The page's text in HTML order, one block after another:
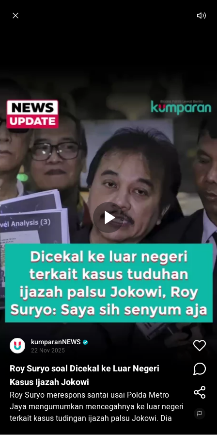
kumparanNEWS
22 Nov 2025
Roy Suryo soal Dicekal ke Luar Negeri
Kasus Ijazah Jokowi
Roy Suryo merespons santai usai Polda Metro
Jaya mengumumkan mencegahnya ke luar negeri
terkait kasus tudingan ijazah palsu Jokowi. Dia